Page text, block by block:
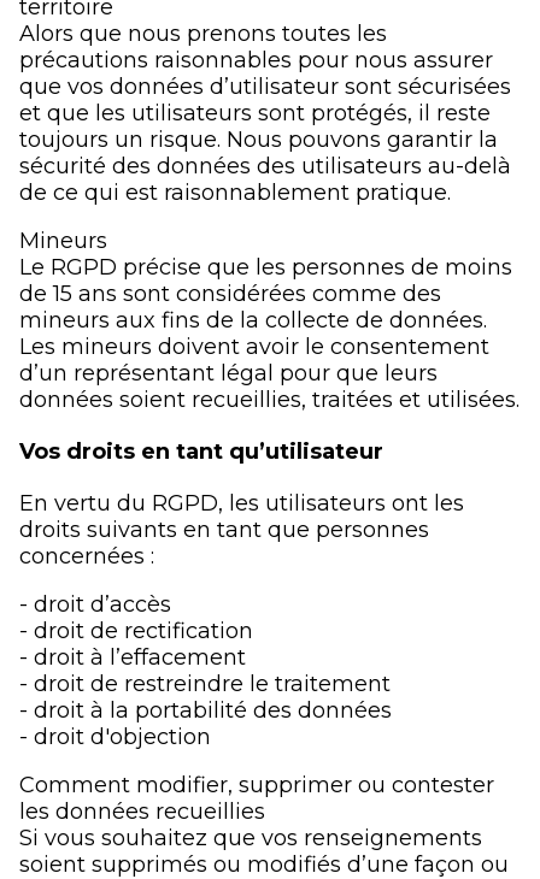
territoire
Alors que nous prenons toutes les
précautions raisonnables pour nous assurer
que vos données d’utilisateur sont sécurisées
et que les utilisateurs sont protégés, il reste
toujours un risque. Nous pouvons garantir la
sécurité des données des utilisateurs au-delà
de ce qui est raisonnablement pratique.
Mineurs
Le RGPD précise que les personnes de moins
de 15 ans sont considérées comme des
mineurs aux fins de la collecte de données.
Les mineurs doivent avoir le consentement
d’un représentant légal pour que leurs
données soient recueillies, traitées et utilisées.
Vos droits en tant qu’utilisateur
En vertu du RGPD, les utilisateurs ont les
droits suivants en tant que personnes
concernées :
- droit d’accès
- droit de rectification
- droit à l’effacement
- droit de restreindre le traitement
- droit à la portabilité des données
- droit d'objection
Comment modifier, supprimer ou contester
les données recueillies
Si vous souhaitez que vos renseignements
soient supprimés ou modifiés d’une façon ou